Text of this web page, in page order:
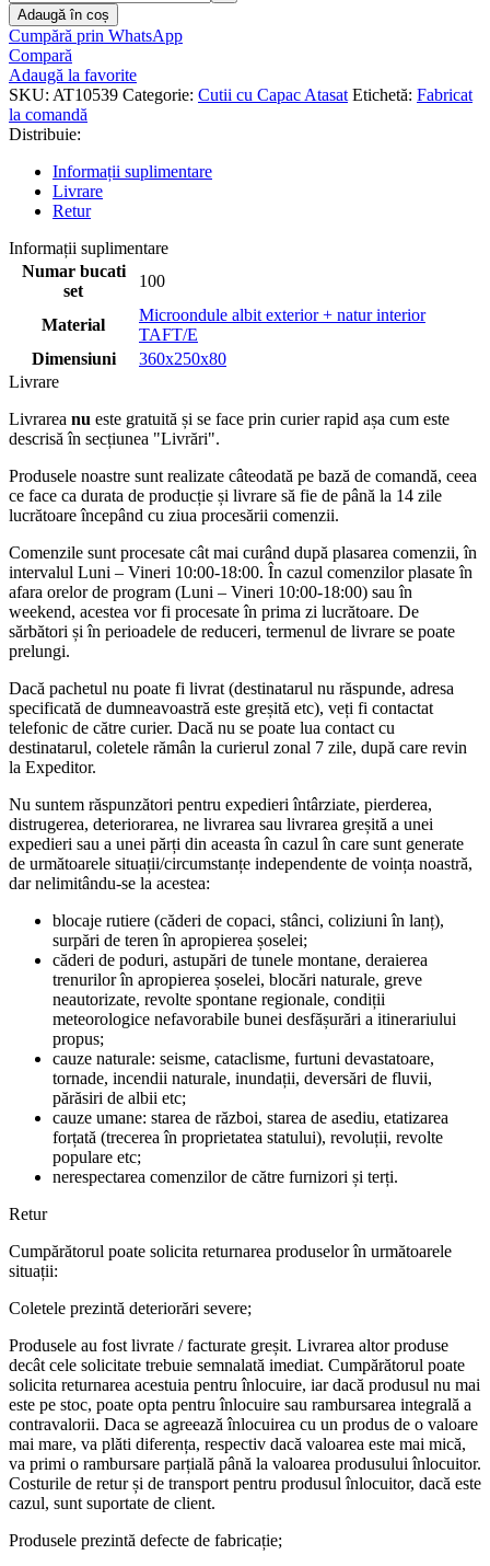
Adaugă în coș
Cumpără prin WhatsApp
Compară
Adaugă la favorite
SKU: AT10539 Categorie: Cutii cu Capac Atasat Etichetă: Fabricat
la comandă
Distribuie:
Informații suplimentare
Livrare
Retur
Informații suplimentare
Numar bucati
set
100
Material
Microondule albit exterior + natur interior
TAFT/E
Dimensiuni
360x250x80
Livrare
Livrarea nu este gratuită și se face prin curier rapid așa cum este
descrisă în secțiunea "Livrări".
Produsele noastre sunt realizate câteodată pe bază de comandă, ceea
ce face ca durata de producție și livrare să fie de până la 14 zile
lucrătoare începând cu ziua procesării comenzii.
Comenzile sunt procesate cât mai curând după plasarea comenzii, în
intervalul Luni – Vineri 10:00-18:00. În cazul comenzilor plasate în
afara orelor de program (Luni – Vineri 10:00-18:00) sau în
weekend, acestea vor fi procesate în prima zi lucrătoare. De
sărbători și în perioadele de reduceri, termenul de livrare se poate
prelungi.
Dacă pachetul nu poate fi livrat (destinatarul nu răspunde, adresa
specificată de dumneavoastră este greșită etc), veți fi contactat
telefonic de către curier. Dacă nu se poate lua contact cu
destinatarul, coletele rămân la curierul zonal 7 zile, după care revin
la Expeditor.
Nu suntem răspunzători pentru expedieri întârziate, pierderea,
distrugerea, deteriorarea, ne livrarea sau livrarea greșită a unei
expedieri sau a unei părți din aceasta în cazul în care sunt generate
de următoarele situații/circumstanțe independente de voința noastră,
dar nelimitându-se la acestea:
blocaje rutiere (căderi de copaci, stânci, coliziuni în lanț),
surpări de teren în apropierea șoselei;
căderi de poduri, astupări de tunele montane, deraierea
trenurilor în apropierea șoselei, blocări naturale, greve
neautorizate, revolte spontane regionale, condiții
meteorologice nefavorabile bunei desfășurări a itinerariului
propus;
cauze naturale: seisme, cataclisme, furtuni devastatoare,
tornade, incendii naturale, inundații, deversări de fluvii,
părăsiri de albii etc;
cauze umane: starea de război, starea de asediu, etatizarea
forțată (trecerea în proprietatea statului), revoluții, revolte
populare etc;
nerespectarea comenzilor de către furnizori și terți.
Retur
Cumpărătorul poate solicita returnarea produselor în următoarele
situații:
Coletele prezintă deteriorări severe;
Produsele au fost livrate / facturate greșit. Livrarea altor produse
decât cele solicitate trebuie semnalată imediat. Cumpărătorul poate
solicita returnarea acestuia pentru înlocuire, iar dacă produsul nu mai
este pe stoc, poate opta pentru înlocuire sau rambursarea integrală a
contravalorii. Daca se agreează înlocuirea cu un produs de o valoare
mai mare, va plăti diferența, respectiv dacă valoarea este mai mică,
va primi o rambursare parțială până la valoarea produsului înlocuitor.
Costurile de retur și de transport pentru produsul înlocuitor, dacă este
cazul, sunt suportate de client.
Produsele prezintă defecte de fabricație;